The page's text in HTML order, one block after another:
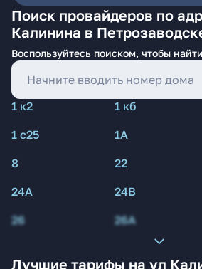
Поиск провайдеров по
Калинина в
Воспользуйтесь поиском, чтобы
1 к2 1 кб
1 с25
1А
8
22
24А
24В
26
26А
Лучшие тарифы на ул